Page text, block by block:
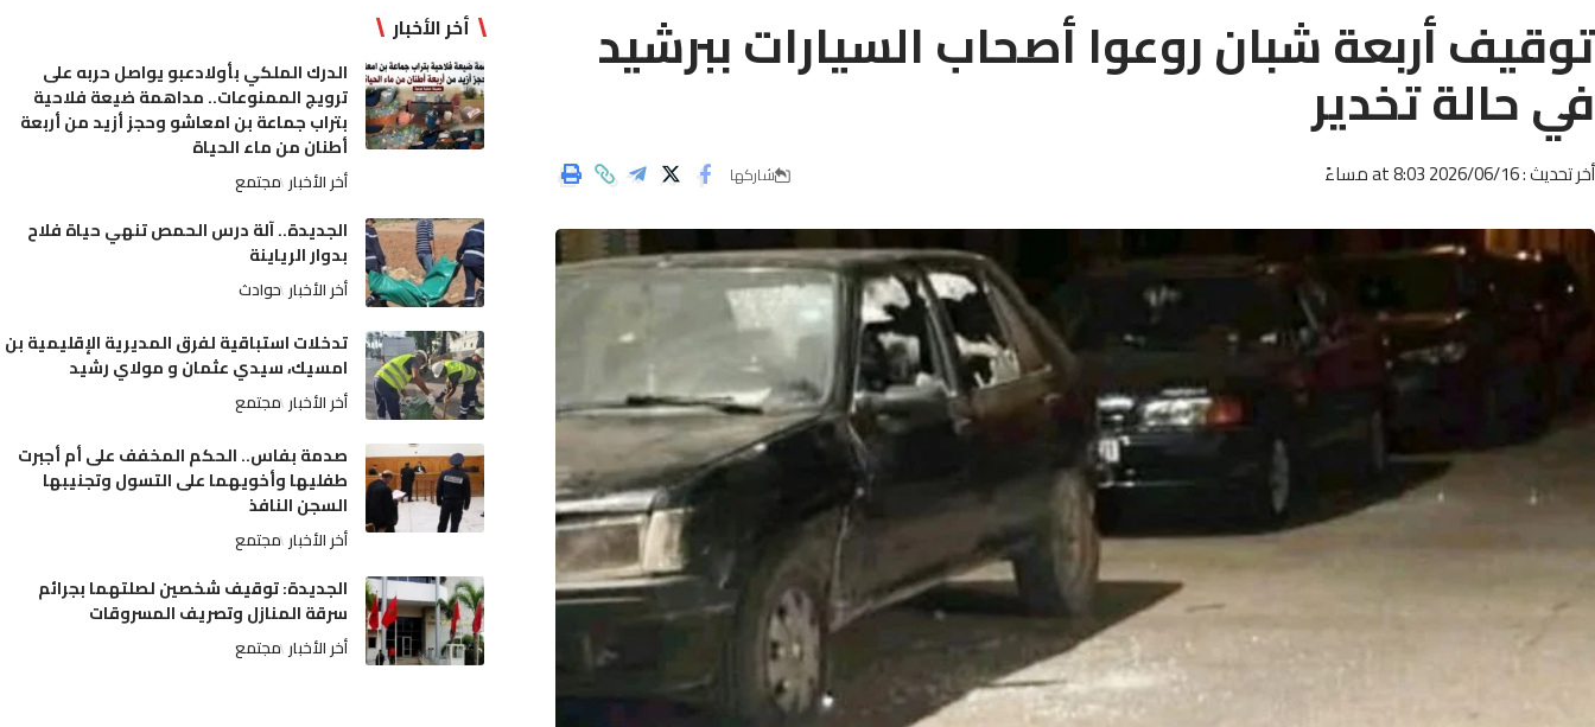
توقيف أربعة شبان روعوا أصحاب السيارات ببرشيد
في حالة تخدير
أخر تحديث : 2026/06/16 at 8:03 مساءً شاركها
أخر الأخبار
الدرك الملكي بأولادعبو يواصل حربه على
ترويج الممنوعات.. مداهمة ضيعة فلاحية
بتراب جماعة بن امعاشو وحجز أزيد من أربعة
أطنان من ماء الحياة
أخر الأخبار مجتمع
الجديدة.. آلة درس الحمص تنهي حياة فلاح
بدوار الرياينة
أخر الأخبار حوادث
تدخلات استباقية لفرق المديرية الإقليمية بن
امسيك، سيدي عثمان و مولاي رشيد
أخر الأخبار مجتمع
صدمة بفاس.. الحكم المخفف على أم أجبرت
طفليها وأخويهما على التسول وتجنيبها
السجن النافذ
أخر الأخبار مجتمع
الجديدة: توقيف شخصين لصلتهما بجرائم
سرقة المنازل وتصريف المسروقات
أخر الأخبار مجتمع